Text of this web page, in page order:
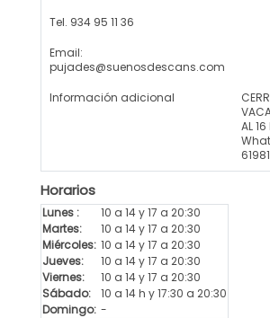
Tel. 934 95 11 36
Email:
pujades@suenosdescans.com
Información adicional
AL
Horarios
Lunes :
10 a 14 y 17 a 20:30
Martes:
10 a 14 y 17 a 20:30
Miércoles: 10 a 14 y 17 a 20:30
Jueves:
10 a 14 y 17 a 20:30
Viernes:
10 a 14 y 17 a 20:30
Sábado:
10 a 14 h y 17:30 a 20:30
Domingo: -